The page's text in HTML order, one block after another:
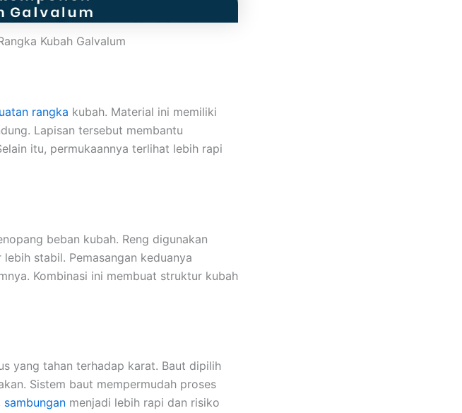
Kubah Galvalum
rangka kubah. Material ini memiliki
Lapisan tersebut membantu
itu, permukaannya terlihat lebih rapi
beban kubah. Reng digunakan
stabil. Pemasangan keduanya
Kombinasi ini membuat struktur kubah
yang tahan terhadap karat. Baut dipilih
Sistem baut mempermudah proses
sambungan menjadi lebih rapi dan risiko